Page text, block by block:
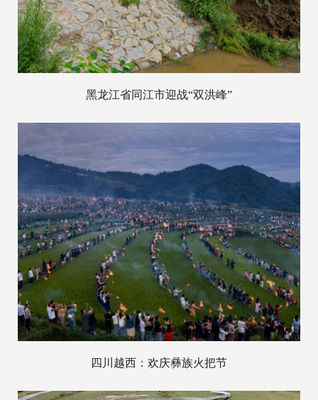
黑龙江省同江市迎战“双洪峰”
四川越西：欢庆彝族火把节